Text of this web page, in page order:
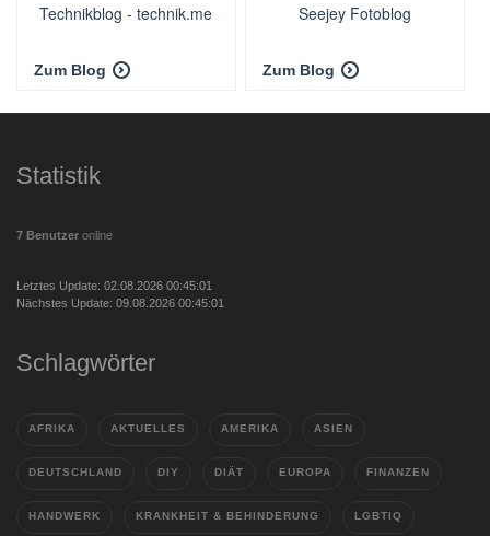
Technikblog - technik.me
Zum Blog
Seejey Fotoblog
Zum Blog
Statistik
7 Benutzer online
Letztes Update: 02.08.2026 00:45:01
Nächstes Update: 09.08.2026 00:45:01
Schlagwörter
AFRIKA AKTUELLES AMERIKA ASIEN
DEUTSCHLAND DIY DIÄT EUROPA FINANZEN
HANDWERK KRANKHEIT & BEHINDERUNG LGBTIQ